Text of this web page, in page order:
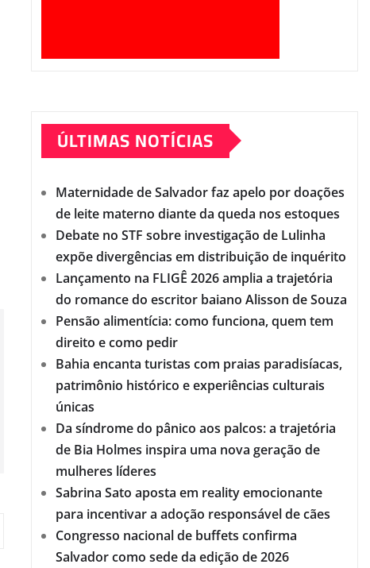
ÚLTIMAS NOTÍCIAS
Maternidade de Salvador faz apelo por doações
de leite materno diante da queda nos estoques
Debate no STF sobre investigação de Lulinha
expõe divergências em distribuição de inquérito
Lançamento na FLIGÊ 2026 amplia a trajetória
do romance do escritor baiano Alisson de Souza
Pensão alimentícia: como funciona, quem tem
direito e como pedir
Bahia encanta turistas com praias paradisíacas,
patrimônio histórico e experiências culturais
únicas
Da síndrome do pânico aos palcos: a trajetória
de Bia Holmes inspira uma nova geração de
mulheres líderes
Sabrina Sato aposta em reality emocionante
para incentivar a adoção responsável de cães
Congresso nacional de buffets confirma
Salvador como sede da edição de 2026